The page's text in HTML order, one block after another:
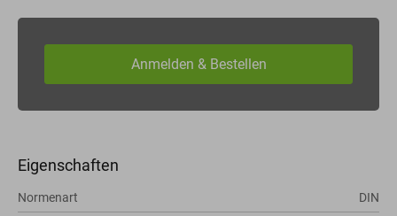
Eigenschaften
Normenart
DIN